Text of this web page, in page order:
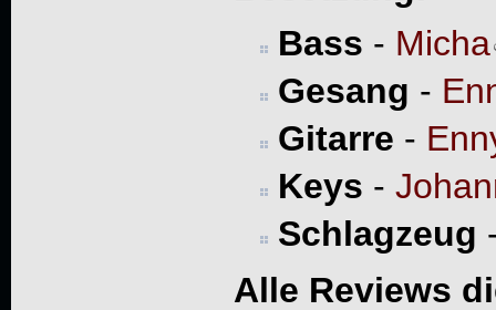
Bass - Micha
Gesang -
Gitarre -
Keys -
Schlagzeug
Alle Reviews